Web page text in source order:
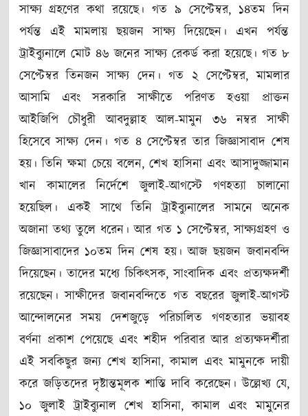
সাক্ষ্য গ্রহণের কথা রয়েছে। গত ৯ সেপ্টেম্বর, ১৪তম দিন
পর্যন্ত এই মামলায় ছয়জন সাক্ষ্য দিয়েছেন। এখন পর্যন্ত
ট্রাইব্যুনালে মোট ৪৬ জনের সাক্ষ্য রেকর্ড করা হয়েছে। গত ৮
সেপ্টেম্বর তিনজন সাক্ষ্য দেন। গত ২ সেপ্টেম্বর, মামলার
আসামি এবং সরকারি সাক্ষীতে পরিণত হওয়া প্রাক্তন
আইজিপি চৌধুরী আবদুল্লাহ আল-মামুন ৩৬ নম্বর সাক্ষী
হিসেবে সাক্ষ্য দেন। গত ৪ সেপ্টেম্বর তার জিজ্ঞাসাবাদ শেষ
হয়। তিনি ক্ষমা চেয়ে বলেন, শেখ হাসিনা এবং আসাদুজ্জামান
খান কামালের নির্দেশে জুলাই-আগস্টে গণহত্যা চালানো
হয়েছিল। একই সাথে তিনি ট্রাইব্যুনালের সামনে অনেক
অজানা তথ্য তুলে ধরেন। আর গত ১ সেপ্টেম্বর, সাক্ষ্যগ্রহণ ও
জিজ্ঞাসাবাদের ১০তম দিন শেষ হয়। আজ ছয়জন জবানবন্দি
দিয়েছেন। তাদের মধ্যে চিকিৎসক, সাংবাদিক এবং প্রত্যক্ষদর্শী
রয়েছেন। সাক্ষীদের জবানবন্দিতে গত বছরের জুলাই-আগস্ট
আন্দোলনের সময় দেশজুড়ে পরিচালিত গণহত্যার ভয়াবহ
বর্ণনা প্রকাশ পেয়েছে এবং শহীদ পরিবার আর প্রত্যক্ষদর্শীরা
এই সবকিছুর জন্য শেখ হাসিনা, কামাল এবং মামুনকে দায়ী
করে জড়িতদের দৃষ্টান্তমূলক শাস্তি দাবি করেছেন। উল্লেখ্য যে,
১০ জুলাই ট্রাইব্যুনাল শেখ হাসিনা, কামাল এবং মামুনের